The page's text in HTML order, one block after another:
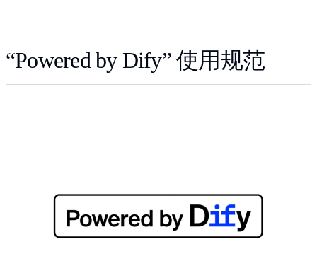
“Powered by Dify” 使用规范